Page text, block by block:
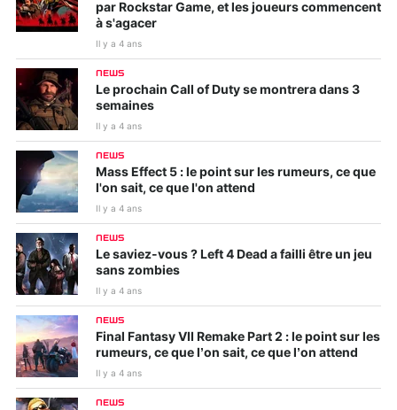
par Rockstar Game, et les joueurs commencent
à s'agacer
Il y a 4 ans
NEWS
Le prochain Call of Duty se montrera dans 3
semaines
Il y a 4 ans
NEWS
Mass Effect 5 : le point sur les rumeurs, ce que
l'on sait, ce que l'on attend
Il y a 4 ans
NEWS
Le saviez-vous ? Left 4 Dead a failli être un jeu
sans zombies
Il y a 4 ans
NEWS
Final Fantasy VII Remake Part 2 : le point sur les
rumeurs, ce que l’on sait, ce que l’on attend
Il y a 4 ans
NEWS